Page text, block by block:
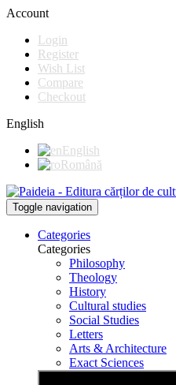
Account
Login
Register
Wish List
Compare
Checkout
English
English
Română
Toggle navigation
Categories
Categories
Philosophy
Theology
History
Cultural studies
Social Studies
Letters
Arts & Architecture
Exact Sciences